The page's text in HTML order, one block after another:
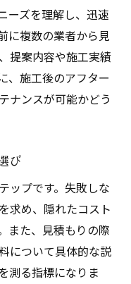
ーズを理解し、迅速
に複数の業者から見
提案内容や施工実績
、施工後のアフター
ナンスが可能かどう
び
ップです。失敗しな
求め、隠れたコスト
また、見積もりの際
について具体的な説
測る指標になりま